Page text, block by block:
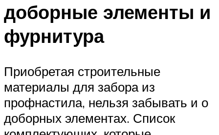
доборные элементы и
фурнитура
Приобретая строительные
материалы для забора из
профнастила, нельзя забывать и о
доборных элементах. Список